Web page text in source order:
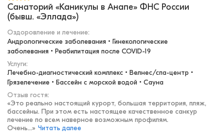
Санаторий «Каникулы в Анапе» ФНС России
(бывш. «Эллада»)
Оздоровление и лечение:
Андрологические заболевания • Гинекологические
заболевания • Реабилитация после COVID-19
Услуги:
Лечебно-диагностический комплекс • Велнес/спа-центр •
Грязелечение • Бассейн с морской водой • Сауна
Отзыв гостя:
«Это реально настоящий курорт, большая территория, пляж,
бассейны. При этом есть настоящее качественное санкур
лечение по всем наверное возможным профилям.
Очень...» Читать далее